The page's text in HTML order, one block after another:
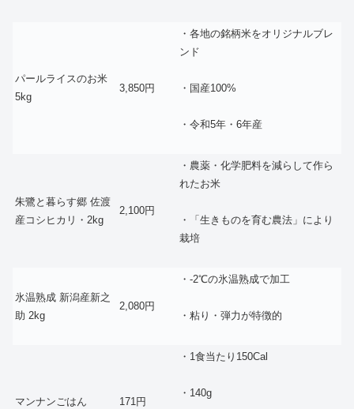
パールライスのお米
5kg
3,850円
・各地の銘柄米をオリジナルブレ
ンド
・国産100%
・令和5年・6年産
朱鷺と暮らす郷 佐渡
産コシヒカリ・2kg
2,100円
・農薬・化学肥料を減らして作ら
れたお米
・「生きものを育む農法」により
栽培
氷温熟成 新潟産新之
助 2kg
2,080円
・‐2℃の氷温熟成で加工
・粘り・弾力が特徴的
マンナンごはん 171円
・1食当たり150Cal
・140g